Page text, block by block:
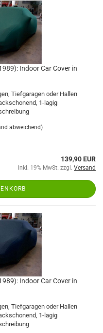
Indoor Car Cover in
Tiefgaragen oder Hallen
1-lagig
abweichend)
139,90 EUR
inkl. 19% MwSt. zzgl. Versand
Indoor Car Cover in
Tiefgaragen oder Hallen
1-lagig